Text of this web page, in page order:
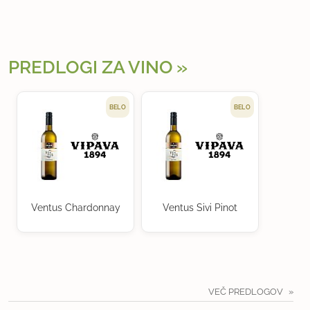
PREDLOGI ZA VINO
BELO
Ventus Chardonnay
BELO
Ventus Sivi Pinot
VEČ PREDLOGOV